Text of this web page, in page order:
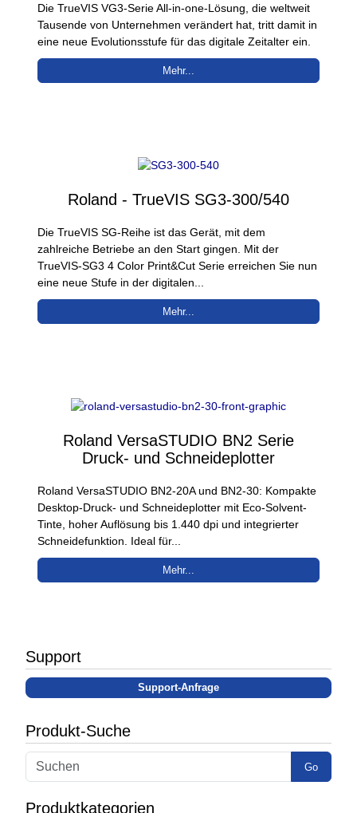
Die TrueVIS VG3-Serie All-in-one-Lösung, die weltweit
Tausende von Unternehmen verändert hat, tritt damit in
eine neue Evolutionsstufe für das digitale Zeitalter ein.
Mehr...
Roland - TrueVIS SG3-300/540
Die TrueVIS SG-Reihe ist das Gerät, mit dem
zahlreiche Betriebe an den Start gingen. Mit der
TrueVIS-SG3 4 Color Print&Cut Serie erreichen Sie nun
eine neue Stufe in der digitalen...
Mehr...
Roland VersaSTUDIO BN2 Serie
Druck- und Schneideplotter
Roland VersaSTUDIO BN2-20A und BN2-30: Kompakte
Desktop-Druck- und Schneideplotter mit Eco-Solvent-
Tinte, hoher Auflösung bis 1.440 dpi und integrierter
Schneidefunktion. Ideal für...
Mehr...
Support
Support-Anfrage
Produkt-Suche
Go
Produktkategorien